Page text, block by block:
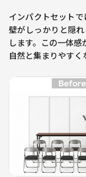
インパクトセット
壁がしっかりと隠
します。この一体感
自然と集まりやすく